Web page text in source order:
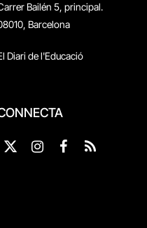
Bailén 5, principal.
Barcelona
Diari de l'Educació
X
Instagram
Facebook
RSS